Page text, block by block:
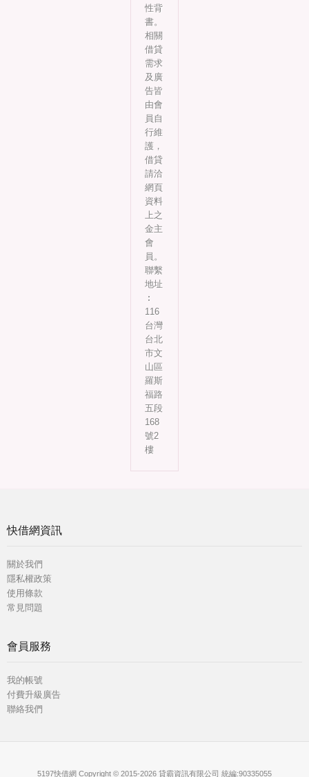
性背
書。
相關
借貸
需求
及廣
告皆
由會
員自
行維
護，
借貸
請洽
網頁
資料
上之
金主
會
員。
聯繫
地址
︰
116
台灣
台北
市文
山區
羅斯
福路
五段
168
號2
樓
快借網資訊
關於我們
隱私權政策
使用條款
常見問題
會員服務
我的帳號
付費升級廣告
聯絡我們
5197快借網 Copyright © 2015-2026 貸霸資訊有限公司 統編:90335055